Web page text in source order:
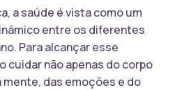
a saúde é vista como um
entre os diferentes
Para alcançar esse
cuidar não apenas do corpo
das emoções e do